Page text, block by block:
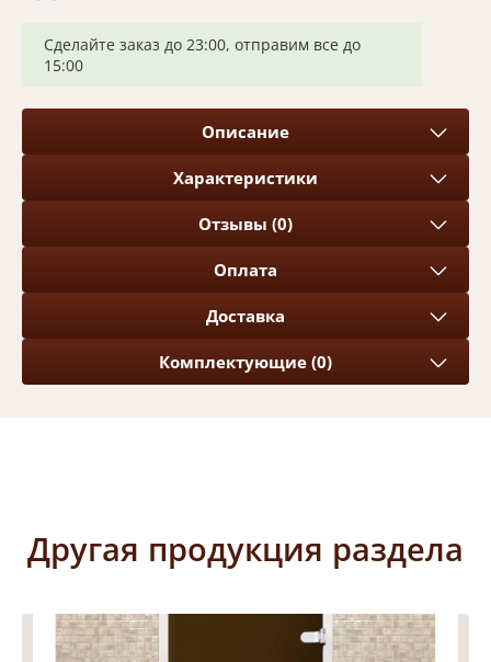
Сделайте заказ до 23:00, отправим все до
15:00
Описание
Характеристики
Отзывы (0)
Оплата
Доставка
Комплектующие (0)
Другая продукция раздела